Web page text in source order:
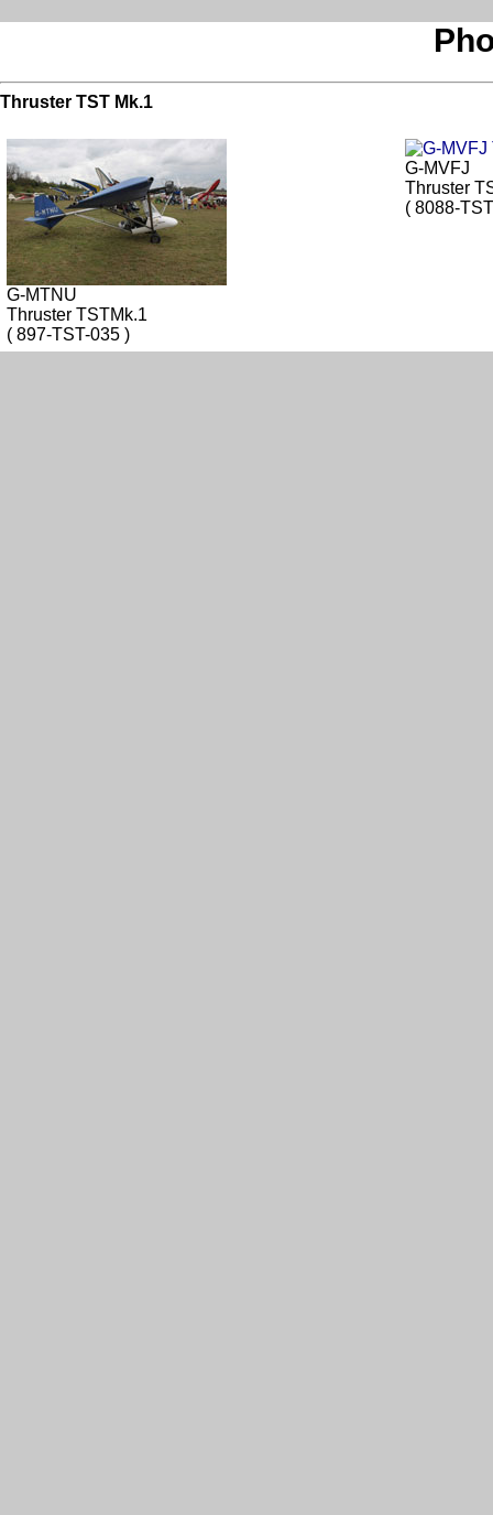
Thruster TST Mk.1
G-MTNU
Thruster TSTMk.1
( 897-TST-035 )
G-MVFJ
Thruster
( 8088-